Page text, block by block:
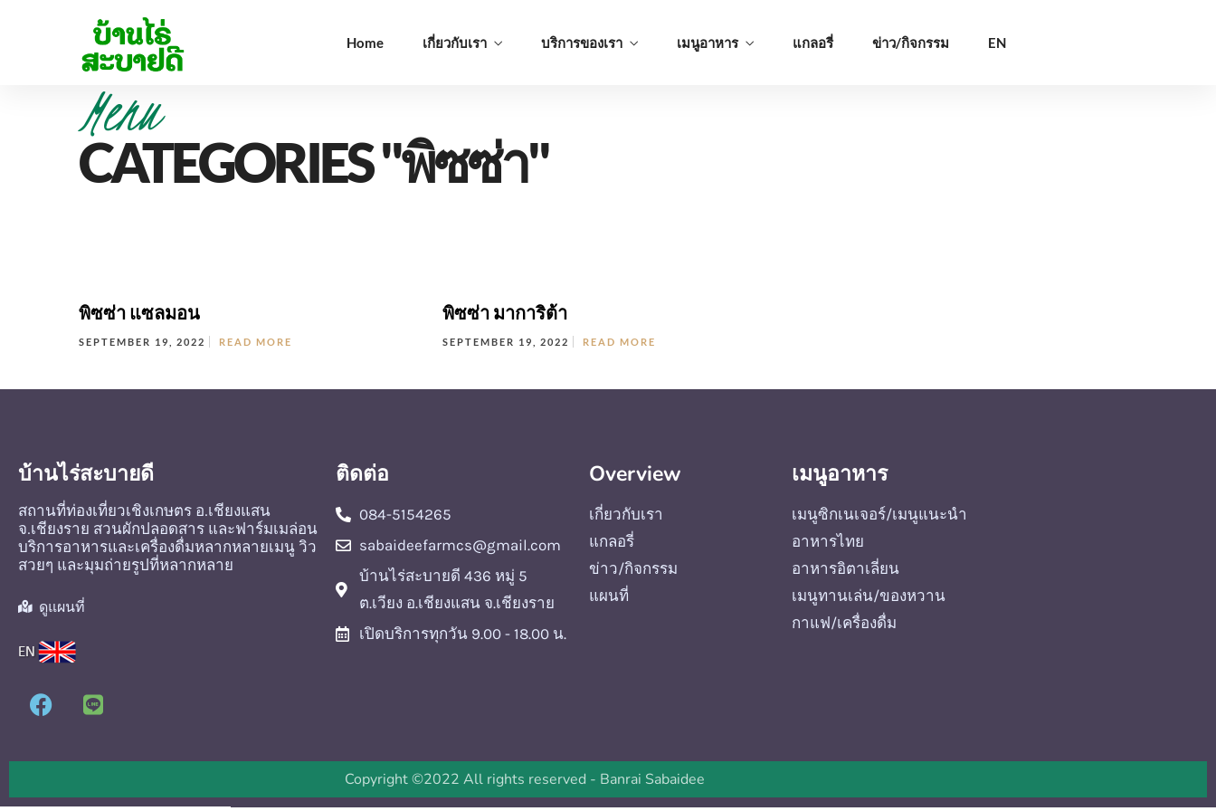
Home เกี่ยวกับเรา บริการของเรา เมนูอาหาร แกลอรี่ ข่าว/กิจกรรม EN
ซิกเนเจอร์เมนู/เมนู
แนะนำ
อาหารไทย
Menu
CATEGORIES "พิซซ่า"
พิซซ่า แซลมอน
SEPTEMBER 19, 2022 READ MORE
พิซซ่า มาการิต้า
SEPTEMBER 19, 2022 READ MORE
บ้านไร่สะบายดี
สถานที่ท่องเที่ยวเชิงเกษตร อ.เชียงแสน
จ.เชียงราย สวนผักปลอดสาร และฟาร์มเมล่อน
บริการอาหารและเครื่องดื่มหลากหลายเมนู วิว
สวยๆ และมุมถ่ายรูปที่หลากหลาย
ดูแผนที่
ติดต่อ
084-5154265
sabaideefarmcs@gmail.com
บ้านไร่สะบายดี 436 หมู่ 5
ต.เวียง อ.เชียงแสน จ.เชียงราย
เปิดบริการทุกวัน 9.00 - 18.00 น.
Overview
เกี่ยวกับเรา
แกลอรี่
ข่าว/กิจกรรม
แผนที่
เมนูอาหาร
เมนูซิกเนเจอร์/เมนูแนะนำ
อาหารไทย
อาหารอิตาเลี่ยน
เมนูทานเล่น/ของหวาน
กาแฟ/เครื่องดื่ม
Copyright ©2022 All rights reserved - Banrai Sabaidee